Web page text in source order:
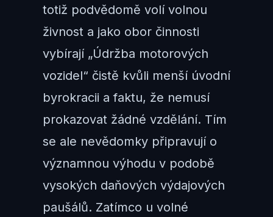
totiž podvědomě volí volnou
živnost a jako obor činnosti
vybírají „Údržba motorových
vozidel“ čistě kvůli menší úvodní
byrokracii a faktu, že nemusí
prokazovat žádné vzdělání. Tím
se ale nevědomky připravují o
významnou výhodu v podobě
vysokých daňových výdajových
paušálů. Zatímco u volné